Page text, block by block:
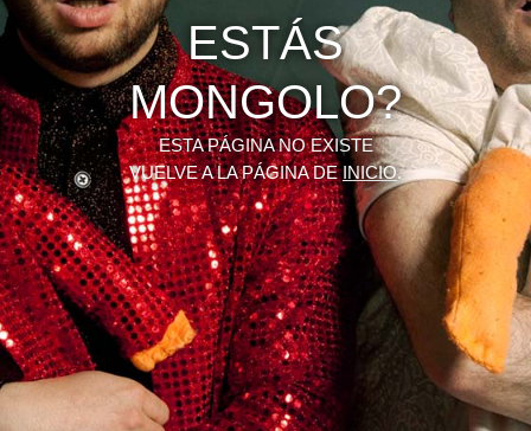
ESTÁS
MONGOLO?
ESTA PÁGINA NO EXISTE
VUELVE A LA PÁGINA DEINICIO.